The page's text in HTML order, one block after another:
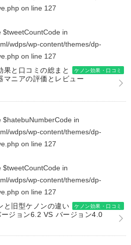
on line 127
$tweetCountCode in
wdps/wp-content/themes/dp-
on line 127
ケノン効果・口コミ
果と口コミの総まと
マニアの評価とレビュー
$hatebuNumberCode in
wdps/wp-content/themes/dp-
on line 127
$tweetCountCode in
wdps/wp-content/themes/dp-
on line 127
ケノン効果・口コミ
と旧型ケノンの違い
ジョン6.2 VS バージョン4.0